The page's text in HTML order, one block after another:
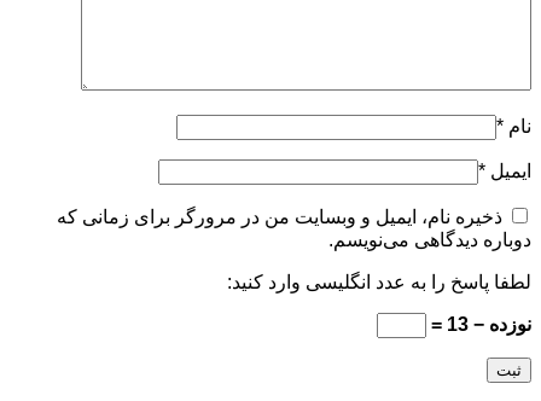
نام *
ایمیل *
ذخیره نام، ایمیل و وبسایت من در مرورگر برای زمانی که
دوباره دیدگاهی می‌نویسم.
لطفا پاسخ را به عدد انگلیسی وارد کنید:
نوزده − 13 =